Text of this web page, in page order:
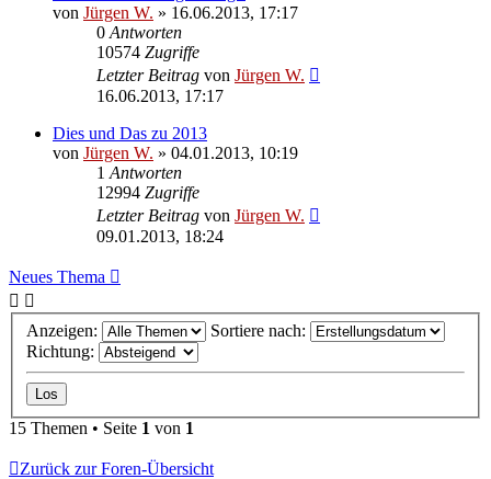
von Jürgen W. » 16.06.2013, 17:17
0 Antworten
10574 Zugriffe
Letzter Beitrag von Jürgen W.
16.06.2013, 17:17
Dies und Das zu 2013
von Jürgen W. » 04.01.2013, 10:19
1 Antworten
12994 Zugriffe
Letzter Beitrag von Jürgen W.
09.01.2013, 18:24
Neues Thema
Anzeigen:
Sortiere nach:
Richtung:
15 Themen • Seite 1 von 1
Zurück zur Foren-Übersicht